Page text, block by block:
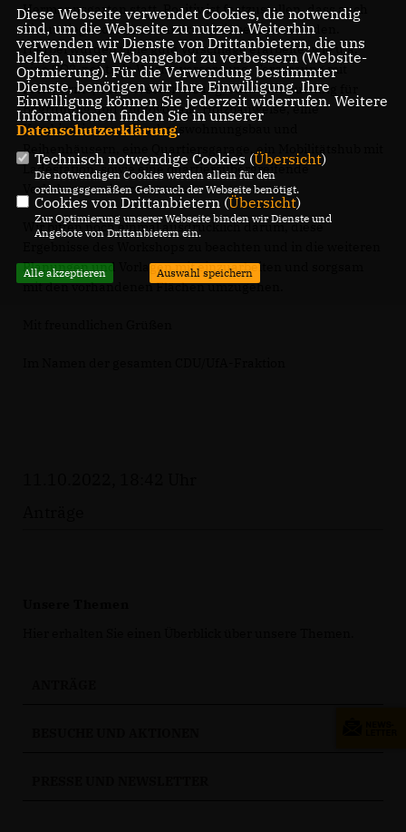
Hermannsgarten statt. Positiv ist festzustellen, dass auch
die umliegenden Anwohner mit einbezogen wurden.
Hierbei wurden viele gute Vorschläge erarbeitet wie u.a.
eine CO2-neutrale Wärmeversorgung, Versorgung mit
Fernwärme, Grauwassernutzung, Fassadennutzung für
Begrünung und Photovoltaik, Holzbauweise, eine
Kombination aus Geschosswohnungsbau und
Reihenhäusern, eine Quartiersgarage, ein Mobilitätshub mit
Ladestation, sowie eine quartiersübergreifende
Verkehrsraumbetrachtung.
Wir bitten noch einmal ausdrücklich darum, diese
Planungen und Vorlagen mit einzuarbeiten und sorgsam
mit den vorhandenen Flächen umzugehen.
Diese Webseite verwendet Cookies, die notwendig
sind, um die Webseite zu nutzen. Weiterhin
verwenden wir Dienste von Drittanbietern, die uns
helfen, unser Webangebot zu verbessern (Website-
Optmierung). Für die Verwendung bestimmter
Dienste, benötigen wir Ihre Einwilligung. Ihre
Einwilligung können Sie jederzeit widerrufen. Weitere
Informationen finden Sie in unserer
Datenschutzerklärung.
Technisch notwendige Cookies (Übersicht)
Die notwendigen Cookies werden allein für den
ordnungsgemäßen Gebrauch der Webseite benötigt.
Cookies von Drittanbietern (Übersicht)
Zur Optimierung unserer Webseite binden wir Dienste und
Angebote von Drittanbietern ein.
Alle akzeptieren Auswahl speichern